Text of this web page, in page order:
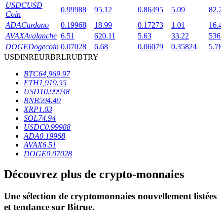
Des investissements exclusifs pour les détenteurs de BTR
Service d'emprunt adossé à des cryptomonnaies
USDCUSD
Coin
0.99988 95.12 0.86495 5.09
ADACardano 0.19968 18.99 0.17273 1.01
AVAXAvalanche 6.51 620.11 5.63 33.22
DOGEDogecoin 0.07028 6.68 0.06079 0.35824
USDINREURBRLRUBTRY
BTC64,969.97
ETH1,919.55
USDT0.99938
BNB594.49
XRP1.03
SOL74.94
USDC0.99988
ADA0.19968
AVAX6.51
DOGE0.07028
Découvrez plus de crypto-monnaies
Une sélection de cryptomonnaies nouvellement listées
et tendance sur Bitrue.